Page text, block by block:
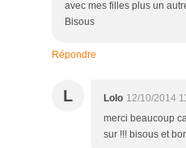
avec mes filles plus un
Bisous
Répondre
L Lolo 12/10/2014
merci beaucoup
sur !!! bisous et